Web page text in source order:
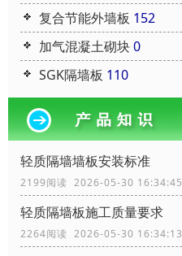
复合节能外墙板 152
加气混凝土砌块0
SGK隔墙板 110
轻质隔墙墙板安装标准
2199阅读 2026-05-30 16:34:45
轻质隔墙板施工质量要求
2264阅读 2026-05-30 16:34:13